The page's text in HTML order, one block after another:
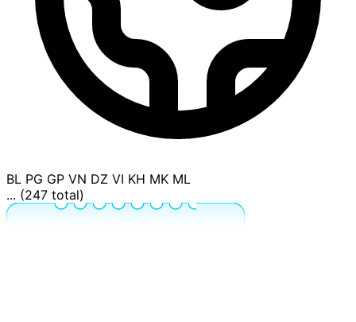
BL PG GP VN DZ VI KH MK ML
... (247 total)